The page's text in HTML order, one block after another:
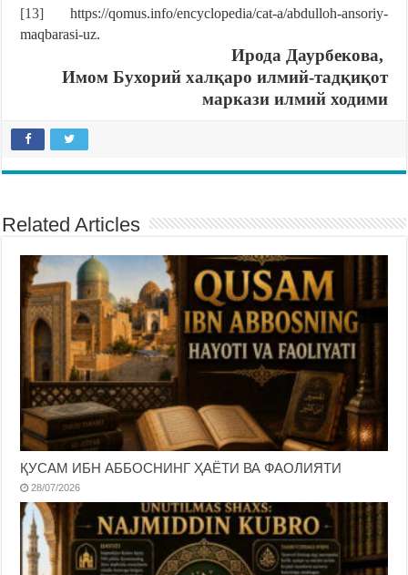
[13] https://qomus.info/encyclopedia/cat-a/abdulloh-ansoriy-
maqbarasi-uz.
Ирода Даурбекова,
Имом Бухорий халқаро илмий-тадқиқот
маркази илмий ходими
Related Articles
ҚУСАМ ИБН АББОСНИНГ ҲАЁТИ ВА ФАОЛИЯТИ
28/07/2026